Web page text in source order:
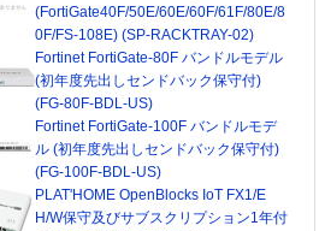
(FortiGate40F/50E/60E/60F/61F/80E/8
0F/FS-108E) (SP-RACKTRAY-02)
Fortinet FortiGate-80F バンドルモデル
(初年度先出しセンドバック保守付)
(FG-80F-BDL-US)
Fortinet FortiGate-100F バンドルモデ
ル (初年度先出しセンドバック保守付)
(FG-100F-BDL-US)
PLAT'HOME OpenBlocks IoT FX1/E
H/W保守及びサブスクリプション1年付